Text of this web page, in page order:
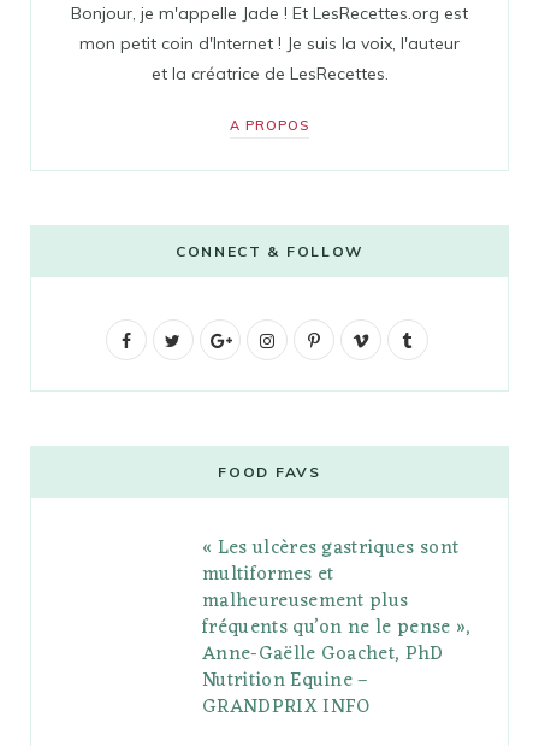
Bonjour, je m'appelle Jade ! Et LesRecettes.org est
mon petit coin d'Internet ! Je suis la voix, l'auteur
et la créatrice de LesRecettes.
A PROPOS
CONNECT & FOLLOW
F
b
t
G
g
l
e
P
l
s
I
t
a
g
r
a
m
P
e
r
e
s
V
o
l
r
FOOD FAVS
« Les ulcères gastriques sont
multiformes et
malheureusement plus
fréquents qu’on ne le pense »,
Anne-Gaëlle Goachet, PhD
Nutrition Equine –
GRANDPRIX INFO